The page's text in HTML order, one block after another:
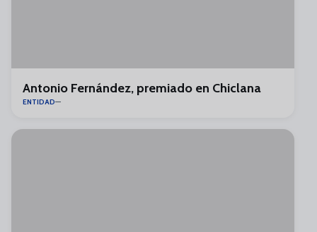
Antonio Fernández, premiado en Chiclana
ENTIDAD